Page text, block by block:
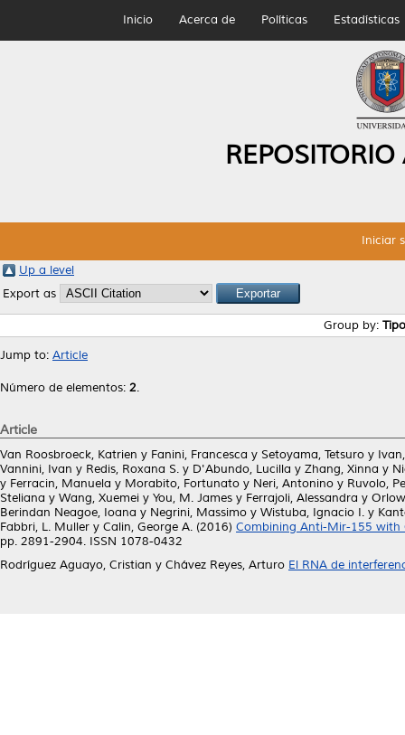
Inicio Acerca de Políticas Estadísticas
Iniciar
Up a level
Export as
Group by:
Jump to: Article
Número de elementos: 2.
Article
Van Roosbroeck, Katrien y Fanini, Francesca y Setoyama, Tetsuro y
Vannini, Ivan y Redis, Roxana S. y D'Abundo, Lucilla y Zhang, Xinna y
y Ferracin, Manuela y Morabito, Fortunato y Neri, Antonino y Ruvolo,
Steliana y Wang, Xuemei y You, M. James y Ferrajoli, Alessandra y
Berindan Neagoe, Ioana y Negrini, Massimo y Wistuba, Ignacio I. y
Fabbri, L. Muller y Calin, George A. (2016) Combining Anti-Mir-155 with
pp. 2891-2904. ISSN 1078-0432
Rodríguez Aguayo, Cristian y Chávez Reyes, Arturo El RNA de